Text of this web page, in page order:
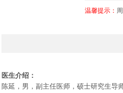
温馨提示：
医生介绍：
陈延，男，副主任医师，硕士研究生导